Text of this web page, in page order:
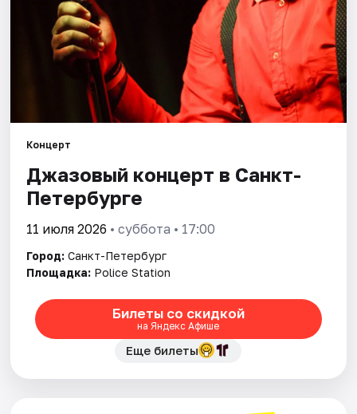
Квесты
Экскурсии
Города
Площадки
Рейтинги
Концерт
Джазовый концерт в Санкт-
Петербурге
11 июля 2026 • суббота • 17:00
Город: Санкт-Петербург
Площадка: Police Station
Билеты со скидкой
на Яндекс Афише
Еще билеты